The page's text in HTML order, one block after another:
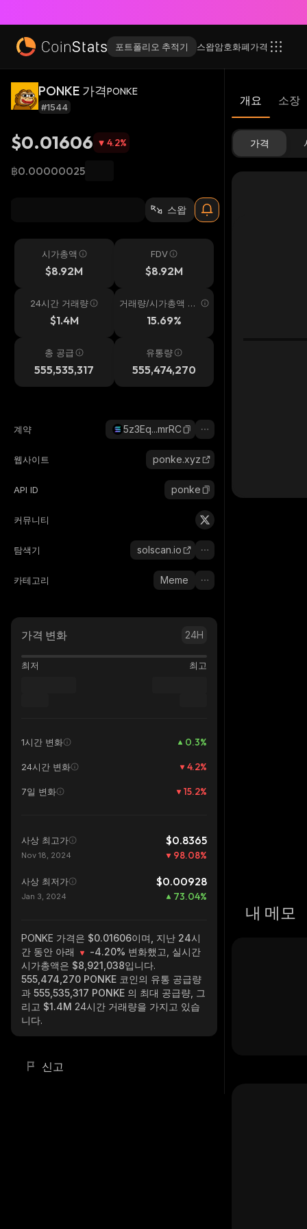
포트폴리오 추적기 스왑암호화폐가격
PONKE 가격PONKE
#1544
$0.01606 4.2%
฿0.00000025
스왑
시가총액
$8.92M
FDV
$8.92M
24시간 거래량
$1.4M
거래량/시가총액 24
15.69%
총 공급
555,535,317
유통량
555,474,270
계약 5z3Eq...mrRC
웹사이트 ponke.xyz
API ID ponke
커뮤니티
탐색기 solscan.io
카테고리 Meme
가격 변화 24H
최저 최고
1시간 변화 0.3%
24시간 변화 4.2%
7일 변화 15.2%
사상 최고가 $0.8365
Nov 18, 2024 98.08%
사상 최저가 $0.00928
Jan 3, 2024 73.04%
PONKE 가격은 $0.01606이며, 지난 24시
간 동안 아래
-4.20% 변화했고, 실시간
시가총액은 $8,921,038입니다.
555,474,270 PONKE 코인의 유통 공급량
과 555,535,317 PONKE 의 최대 공급량, 그
리고 $1.4M 24시간 거래량을 가지고 있습
니다.
신고
개요 소장
가격
내 메모